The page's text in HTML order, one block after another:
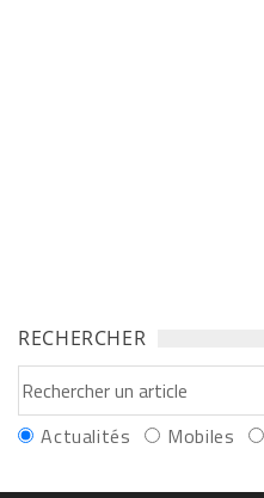
RECHERCHER
Actualités Mobiles